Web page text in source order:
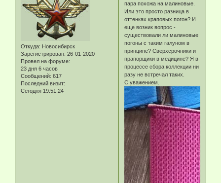
Откуда: Новосибирск
Зарегистрирован: 26-01-2020
Провел на форуме:
23 дня 6 часов
Сообщений: 617
Последний визит:
Сегодня 19:51:24
пара похожа на малиновые.
Или это просто разница в
оттенках краповых погон? И
еще возник вопрос -
существовали ли малиновые
погоны с таким галуном в
принципе? Сверхсрочники и
прапорщики в медицине? Я в
процессе сбора коллекции ни
разу не встречал таких.
С уважением.